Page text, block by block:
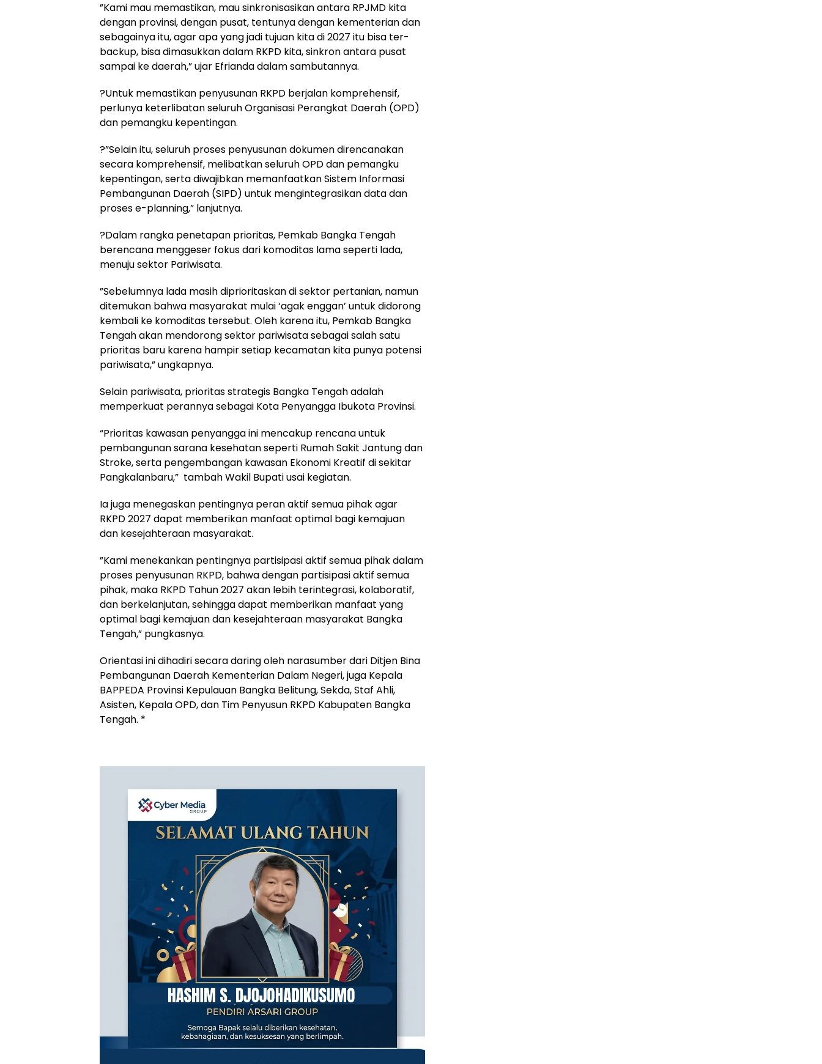
‎”Kami mau memastikan, mau sinkronisasikan antara RPJMD kita
dengan provinsi, dengan pusat, tentunya dengan kementerian dan
sebagainya itu, agar apa yang jadi tujuan kita di 2027 itu bisa ter-
backup, bisa dimasukkan dalam RKPD kita, sinkron antara pusat
sampai ke daerah,” ujar Efrianda dalam sambutannya.
‎?Untuk memastikan penyusunan RKPD berjalan komprehensif,
perlunya keterlibatan seluruh Organisasi Perangkat Daerah (OPD)
dan pemangku kepentingan.
‎?”Selain itu, seluruh proses penyusunan dokumen direncanakan
secara komprehensif, melibatkan seluruh OPD dan pemangku
kepentingan, serta diwajibkan memanfaatkan Sistem Informasi
Pembangunan Daerah (SIPD) untuk mengintegrasikan data dan
proses e-planning,” lanjutnya.
‎?Dalam rangka penetapan prioritas, Pemkab Bangka Tengah
berencana menggeser fokus dari komoditas lama seperti lada,
menuju sektor Pariwisata.
‎”Sebelumnya lada masih diprioritaskan di sektor pertanian, namun
ditemukan bahwa masyarakat mulai ‘agak enggan’ untuk didorong
kembali ke komoditas tersebut. Oleh karena itu, Pemkab Bangka
Tengah akan mendorong sektor pariwisata sebagai salah satu
prioritas baru karena hampir setiap kecamatan kita punya potensi
pariwisata,” ungkapnya.
‎Selain pariwisata, prioritas strategis Bangka Tengah adalah
memperkuat perannya sebagai Kota Penyangga Ibukota Provinsi.
‎“Prioritas kawasan penyangga ini mencakup rencana untuk
pembangunan sarana kesehatan seperti Rumah Sakit Jantung dan
Stroke, serta pengembangan kawasan Ekonomi Kreatif di sekitar
Pangkalanbaru,” tambah Wakil Bupati usai kegiatan.
‎Ia juga menegaskan pentingnya peran aktif semua pihak agar
RKPD 2027 dapat memberikan manfaat optimal bagi kemajuan
dan kesejahteraan masyarakat.
‎”Kami menekankan pentingnya partisipasi aktif semua pihak dalam
proses penyusunan RKPD, bahwa dengan partisipasi aktif semua
pihak, maka RKPD Tahun 2027 akan lebih terintegrasi, kolaboratif,
dan berkelanjutan, sehingga dapat memberikan manfaat yang
optimal bagi kemajuan dan kesejahteraan masyarakat Bangka
Tengah,” pungkasnya.
‎Orientasi ini dihadiri secara daring oleh narasumber dari Ditjen Bina
Pembangunan Daerah Kementerian Dalam Negeri, juga Kepala
BAPPEDA Provinsi Kepulauan Bangka Belitung, Sekda, Staf Ahli,
Asisten, Kepala OPD, dan Tim Penyusun RKPD Kabupaten Bangka
Tengah. *